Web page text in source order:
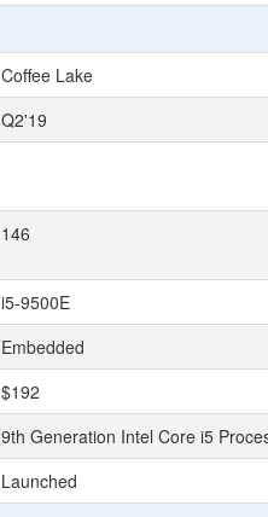
Coffee Lake
Q2'19
146
i5-9500E
Embedded
$192
9th Generation Intel Core i5
Launched